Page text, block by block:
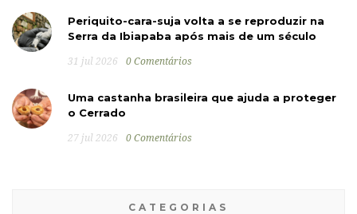
Periquito-cara-suja volta a se reproduzir na
Serra da Ibiapaba após mais de um século
31 jul 2026 0 Comentários
Uma castanha brasileira que ajuda a proteger
o Cerrado
27 jul 2026 0 Comentários
CATEGORIAS